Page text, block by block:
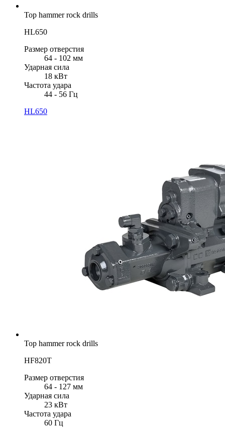
Top hammer rock drills
HL650
Размер отверстия
64 - 102 мм
Ударная сила
18 кВт
Частота удара
44 - 56 Гц
HL650
Top hammer rock drills
HF820T
Размер отверстия
64 - 127 мм
Ударная сила
23 кВт
Частота удара
60 Гц